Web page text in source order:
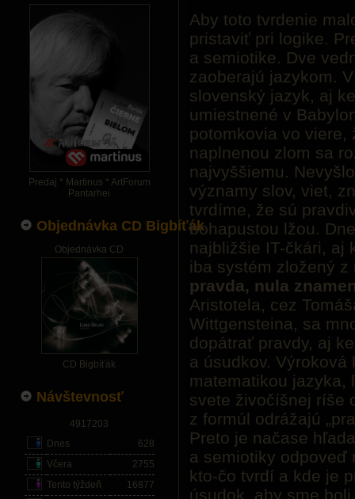
Predaj * Martinus * ArtForum
Pantarhei
Objednávka CD Bigbíťák
Objednávka CD
CD Bigbíťák
Návštevnosť
4917203
Dnes
628
Včera
2755
Tento týždeň
16877
Aby toto tvrdenie
pristaviť pri logike.
a semiotike. Dve
zaoberajú jazykom.
slovenský jazyk, aj
umiestnené v
potomkovia vo viere,
naplnenou zlom sa
najvyššiemu.
významy slov, viet,
tvrdíme, že sú
bohapustou lžou.
najbližšie IT-čkári, aj
iba systém zložený
pravda, nula
Aristotela, cez
Wittgensteina, sa
dopátrať pravdy, aj
a úsudkov.
matematikou jazyka,
svete živočíšnej ríše
z formúl odrážajú
Preto je načase
a semiotiky odpoveď
kto-čo tvrdí a kde je
úsudok, aby sme